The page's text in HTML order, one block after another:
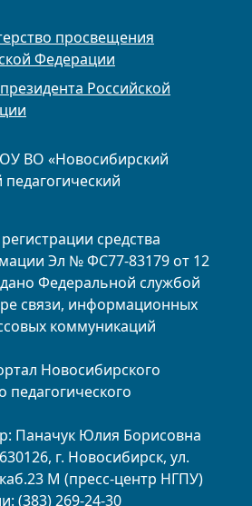
ВО «Новосибирский
средства
Эл № ФС77-83179 от 12
Федеральной службой
связи, информационных
коммуникаций
Новосибирского
педагогического
Паначук Юлия Борисовна
г. Новосибирск, ул.
М (пресс-центр НГПУ)
(383) 269-24-30
просвещения
Федерации
Российской